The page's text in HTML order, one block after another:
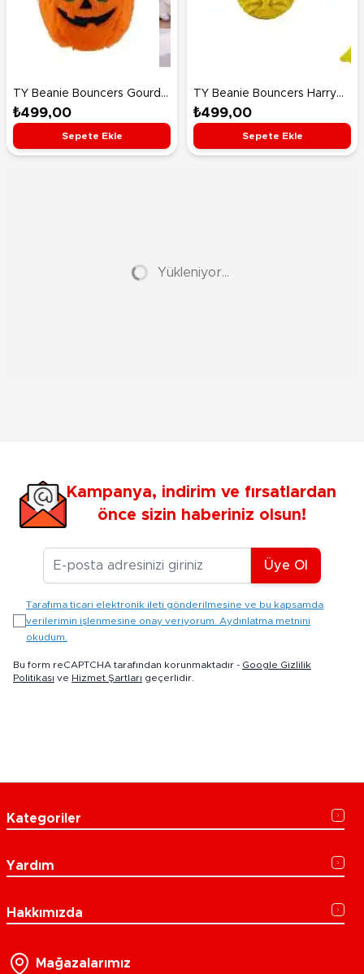
TY Beanie Bouncers Gourdo
Balkabağı 7 Cm
₺499,00
Sepete Ekle
TY Beanie Bouncers Harry
Potter Golden Snitch 7 Cm
₺499,00
Sepete Ekle
Yükleniyor...
Kampanya, indirim ve fırsatlardan
önce sizin haberiniz olsun!
E-posta Adresiniz
Üye Ol
Tarafıma ticari elektronik ileti gönderilmesine ve bu kapsamda
verilerimin işlenmesine onay veriyorum. Aydınlatma metnini
okudum.
Bu form reCAPTCHA tarafından korunmaktadır - Google Gizlilik
Politikası ve Hizmet Şartları geçerlidir.
Kategoriler
Yardım
Hakkımızda
Mağazalarımız